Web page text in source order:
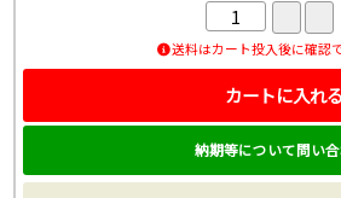
送料はカート投入後に確認
カートに入れる
納期等について問い